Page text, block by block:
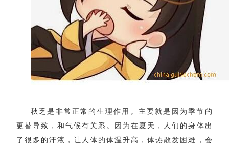
秋乏是非常正常的生理作用。主要就是因为季节的
更替导致，和气候有关系。因为在夏天，人们的身体出
了很多的汗液，让人体的体温升高，体热散发困难，会